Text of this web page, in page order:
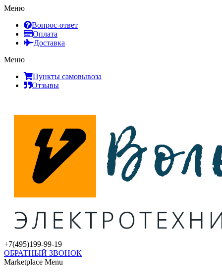
Меню
Вопрос-ответ
Оплата
Доставка
Меню
Пункты самовывоза
Отзывы
+7(495)199-99-19
ОБРАТНЫЙ ЗВОНОК
Marketplace Menu